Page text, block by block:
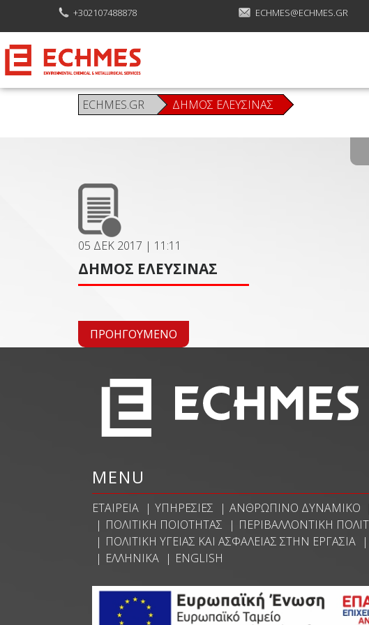
+302107488878 ECHMES@ECHMES.GR
ECHMES.GR ΔΉΜΟΣ ΕΛΕΥΣΊΝΑΣ
05 ΔΕΚ 2017 | 11:11
ΔΉΜΟΣ ΕΛΕΥΣΊΝΑΣ
ΠΡΟΗΓΟΎΜΕΝΟ
MENU
ΕΤΑΙΡΕΊΑ ΥΠΗΡΕΣΊΕΣ ΑΝΘΡΏΠΙΝΟ ΔΥΝΑΜΙΚΌ
ΠΟΛΙΤΙΚΉ ΠΟΙΌΤΗΤΑΣ
ΠΕΡΙΒΑΛΛΟΝΤΙΚΉ
ΠΟΛΙΤΙΚΉ ΥΓΕΊΑΣ ΚΑΙ ΑΣΦΆΛΕΙΑΣ ΣΤΗΝ ΕΡΓΑΣΊΑ
ΕΛΛΗΝΙΚΆ
ENGLISH